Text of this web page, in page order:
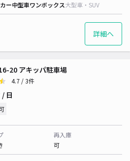
ー中型車ワンボックス大型車・SUV
詳細へ
20 アキッパ駐車場
4.7 / 3件
/ 日
再入庫
可